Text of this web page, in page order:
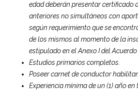
edad deberán presentar certificado
anteriores no simultáneos con
según requerimiento que se
de los mismos al momento de la
estipulado en el Anexo I del Acuerdo
Estudios primarios completos.
Poseer carnet de conductor
Experiencia mínima de un (1) año en